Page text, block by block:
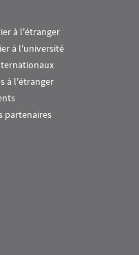
à l'étranger
à l'université
à l'étranger
partenaires